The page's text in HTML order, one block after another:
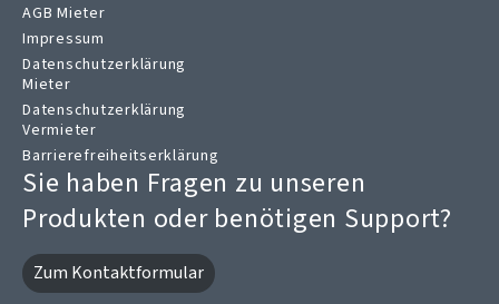
AGB Mieter
Impressum
Datenschutzerklärung
Mieter
Datenschutzerklärung
Vermieter
Barrierefreiheitserklärung
Sie haben Fragen zu unseren
Produkten oder benötigen Support?
Zum Kontaktformular